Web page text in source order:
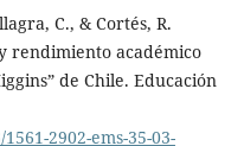
C., & Cortés, R.
rendimiento académico
de Chile. Educación
2902-ems-35-03-